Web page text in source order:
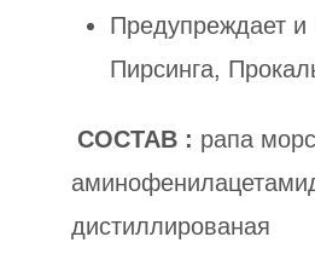
Предупреждает
Пирсинга,
СОСТАВ : рапа
дистиллированая